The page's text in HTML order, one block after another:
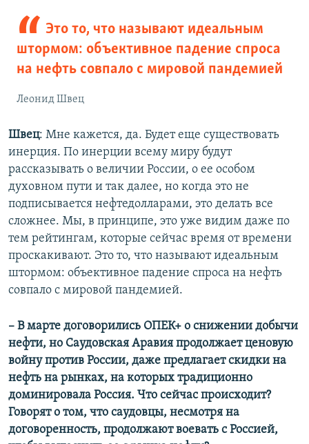
Это то, что называют идеальным
штормом: объективное падение спроса
на нефть совпало с мировой пандемией
Леонид Швец
Швец: Мне кажется, да. Будет еще существовать
инерция. По инерции всему миру будут
рассказывать о величии России, о ее особом
духовном пути и так далее, но когда это не
подписывается нефтедолларами, это делать все
сложнее. Мы, в принципе, это уже видим даже по
тем рейтингам, которые сейчас время от времени
проскакивают. Это то, что называют идеальным
штормом: объективное падение спроса на нефть
совпало с мировой пандемией.
– В марте договорились ОПЕК+ о снижении добычи
нефти, но Саудовская Аравия продолжает ценовую
войну против России, даже предлагает скидки на
нефть на рынках, на которых традиционно
доминировала Россия. Что сейчас происходит?
Говорят о том, что саудовцы, несмотря на
договоренность, продолжают воевать с Россией,